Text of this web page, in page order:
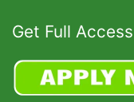
Get Full